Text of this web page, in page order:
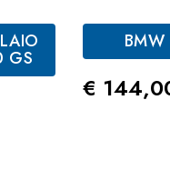
GS
BMW
Prezzo
€